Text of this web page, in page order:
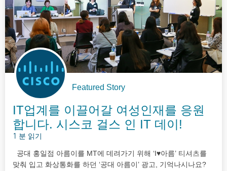
Featured Story
IT업계를 이끌어갈 여성인재를 응원
합니다. 시스코 걸스 인 IT 데이!
1 분 읽기
공대 홍일점 아름이를 MT에 데려가기 위해 ‘I♥아름’ 티셔츠를
맞춰 입고 화상통화를 하던 ‘공대 아름이’ 광고, 기억나시나요?